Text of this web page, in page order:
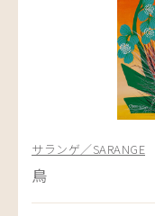
サランゲ／SARANGE
鳥